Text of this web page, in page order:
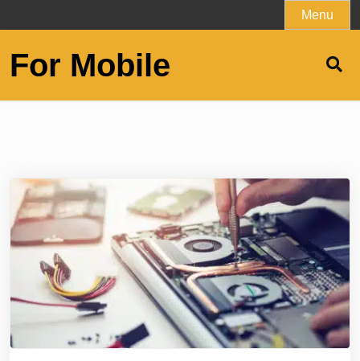
to
Menu
For Mobile